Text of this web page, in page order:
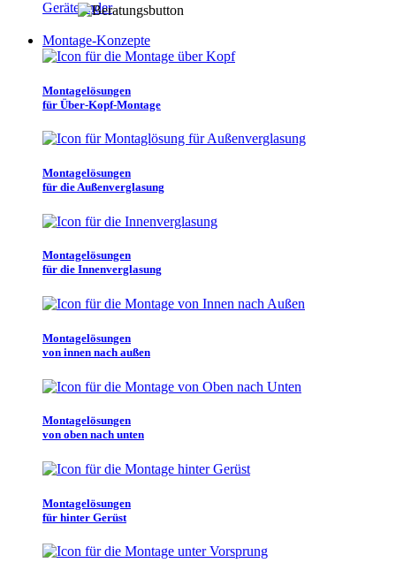
Gerätefinder
Montage-Konzepte
Montagelösungen
für Über-Kopf-Montage
Montagelösungen
für die Außenverglasung
Montagelösungen
für die Innenverglasung
Montagelösungen
von innen nach außen
Montagelösungen
von oben nach unten
Montagelösungen
für hinter Gerüst